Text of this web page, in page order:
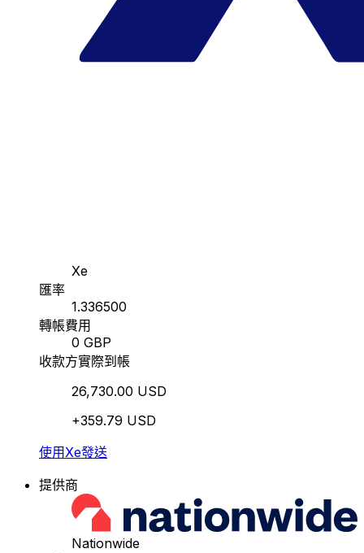
Xe
匯率
1.336500
轉帳費用
0 GBP
收款方實際到帳
26,730.00 USD
+359.79 USD
使用Xe發送
提供商
Nationwide